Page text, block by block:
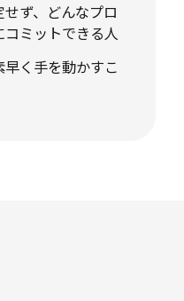
験やシーンに合わ
ず、どんなプロ
ミットできる人
く手を動かすこ